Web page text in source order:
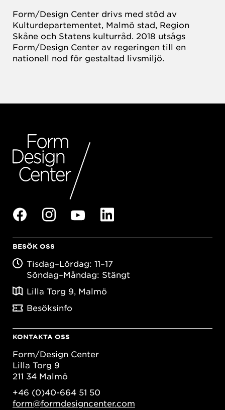
Form/Design Center drivs med stöd av
Kulturdepartementet, Malmö stad, Region
Skåne och Statens kulturråd. 2018 utsågs
Form/Design Center av regeringen till en
nationell nod för gestaltad livsmiljö.
BESÖK OSS
Tisdag–Lördag: 11–17
Söndag–Måndag: Stängt
Lilla Torg 9, Malmö
Besöksinfo
KONTAKTA OSS
Form/Design Center
Lilla Torg 9
211 34 Malmö
+46 (0)40-664 51 50
form@formdesigncenter.com